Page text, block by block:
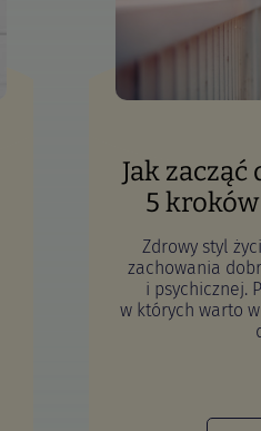
Jak zacząć
5
Zdrowy styl
zachowania
i psychicznej.
w których warto